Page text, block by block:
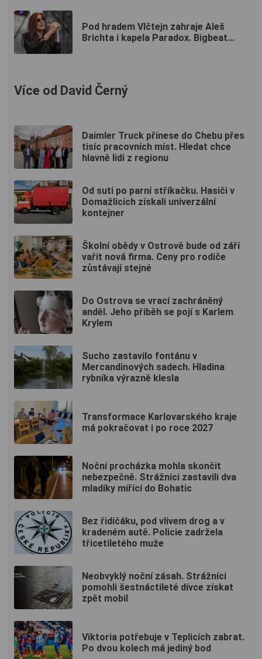
Pod hradem Vlčtejn zahraje Aleš
Brichta i kapela Paradox. Bigbeat...
Více od David Černý
Daimler Truck přinese do Chebu přes
tisíc pracovních míst. Hledat chce
hlavně lidi z regionu
Od suti po parní stříkačku. Hasiči v
Domažlicích získali univerzální
kontejner
Školní obědy v Ostrově bude od září
vařit nová firma. Ceny pro rodiče
zůstávají stejné
Do Ostrova se vrací zachráněný
anděl. Jeho příběh se pojí s Karlem
Krylem
Sucho zastavilo fontánu v
Mercandinových sadech. Hladina
rybníka výrazně klesla
Transformace Karlovarského kraje
má pokračovat i po roce 2027
Noční procházka mohla skončit
nebezpečně. Strážníci zastavili dva
mladíky mířící do Bohatic
Bez řidičáku, pod vlivem drog a v
kradeném autě. Policie zadržela
třicetiletého muže
Neobvyklý noční zásah. Strážníci
pomohli šestnáctileté dívce získat
zpět mobil
Viktoria potřebuje v Teplicích zabrat.
Po dvou kolech má jediný bod